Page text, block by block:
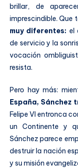
brillar, de
imprescindible. Que
muy diferentes: el
de servicio y la
vocación
resista.
Pero hay más:
España, Sánchez
Felipe VI entronca
un Continente y
Sánchez parece
destruir la nación
y su misión